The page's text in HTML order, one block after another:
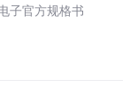
子官方规格书